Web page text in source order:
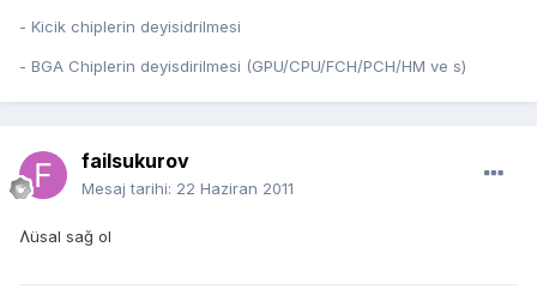
- Kicik chiplerin deyisidrilmesi
- BGA Chiplerin deyisdirilmesi (GPU/CPU/FCH/PCH/HM ve s)
failsukurov
Mesaj tarihi: 22 Haziran 2011
Ʌüsal sağ ol